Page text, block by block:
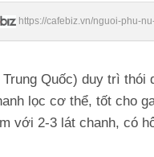
https://cafebiz.vn/nguoi-phu-
Quốc) duy trì
lọc cơ thể, tốt cho
với 2-3 lát chanh, có